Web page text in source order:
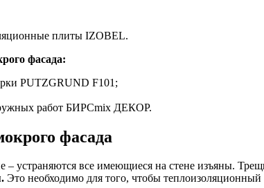
плиты IZOBEL.
фасада:
PUTZGRUND F101;
работ БИРСmix ДЕКОР.
фасада
– устраняются все имеющиеся на стене изъяны.
Это необходимо для того, чтобы